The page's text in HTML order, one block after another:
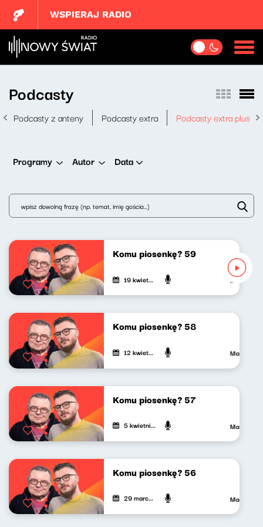
WSPIERAJ RADIO
Podcasty
Podcasty z anteny Podcasty extra Podcasty extra plus
Programy Autor Data
Komu piosenkę? 59
19 kwietnia 2024 Maciej
Komu piosenkę? 58
12 kwietnia 2024 Maciej
Komu piosenkę? 57
5 kwietnia 2024 Maciej
Komu piosenkę? 56
29 marca 2024 Maciej